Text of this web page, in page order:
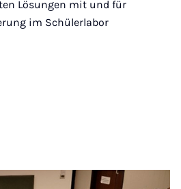
Lösungen mit und für
im Schülerlabor